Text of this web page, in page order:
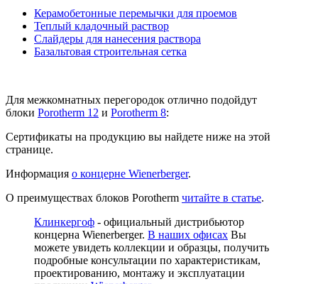
Керамобетонные перемычки для проемов
Теплый кладочный раствор
Слайдеры для нанесения раствора
Базальтовая строительная сетка
Для межкомнатных перегородок отлично подойдут
блоки Porotherm 12 и Porotherm 8:
Сертификаты на продукцию вы найдете ниже на этой
странице.
Информация о концерне Wienerberger.
О преимуществах блоков Porotherm читайте в статье.
Клинкергоф - официальный дистрибьютор
концерна Wienerberger. В наших офисах Вы
можете увидеть коллекции и образцы, получить
подробные консультации по характеристикам,
проектированию, монтажу и эксплуатации